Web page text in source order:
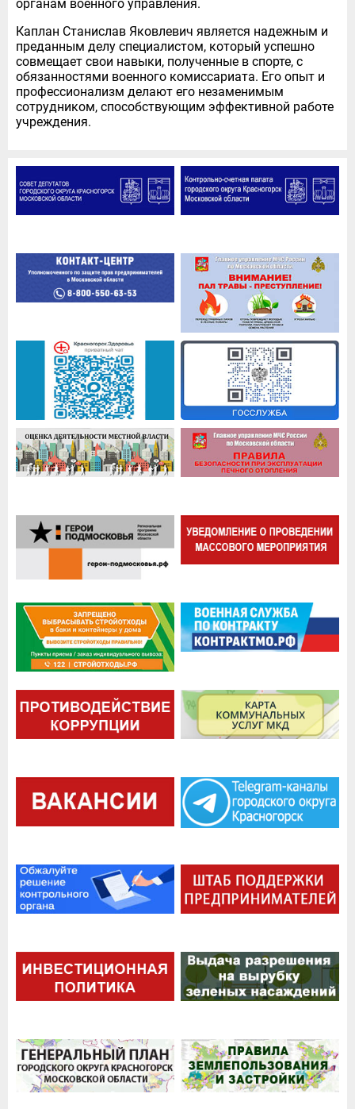
органам военного управления.
Каплан Станислав Яковлевич является надежным и
преданным делу специалистом, который успешно
совмещает свои навыки, полученные в спорте, с
обязанностями военного комиссариата. Его опыт и
профессионализм делают его незаменимым
сотрудником, способствующим эффективной работе
учреждения.